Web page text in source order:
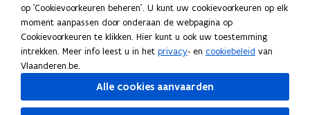
Tips voor duidelijke taal
Bekijk ook
Spellingtests
Boek- en webwijzer
op 'Cookievoorkeuren beheren'. U kunt uw cookievoorkeuren op elk
moment aanpassen door onderaan de webpagina op
Cookievoorkeuren te klikken. Hier kunt u ook uw toestemming
intrekken. Meer info leest u in het privacy- en cookiebeleid van
Vlaanderen.be.
Alle cookies aanvaarden